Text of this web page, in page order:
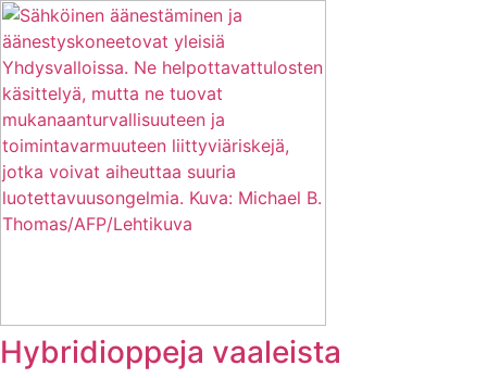
Hybridioppeja vaaleista